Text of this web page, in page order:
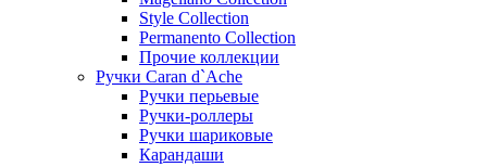
Style Collection
Permanento Collection
Прочие коллекции
Ручки Caran d`Ache
Ручки перьевые
Ручки-роллеры
Ручки шариковые
Карандаши